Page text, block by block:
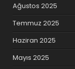
Ağustos 2025
Temmuz 2025
Haziran 2025
Mayıs 2025